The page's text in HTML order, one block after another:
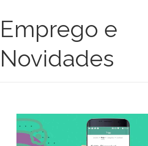
Emprego e
Novidades